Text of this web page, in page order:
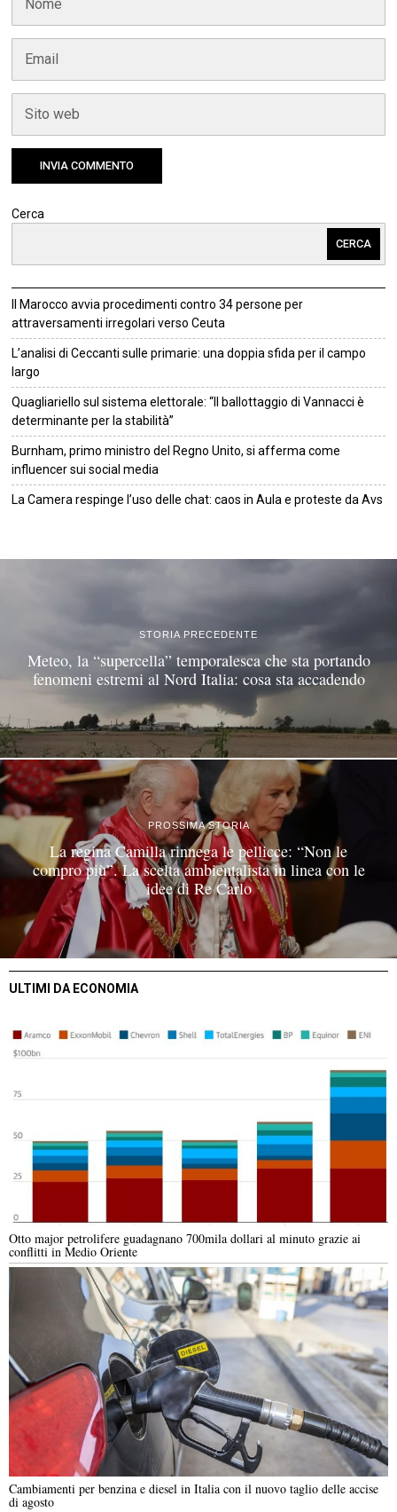
Cerca
CERCA
Il Marocco avvia procedimenti contro 34 persone per
attraversamenti irregolari verso Ceuta
L’analisi di Ceccanti sulle primarie: una doppia sfida per il campo
largo
Quagliariello sul sistema elettorale: “Il ballottaggio di Vannacci è
determinante per la stabilità”
Burnham, primo ministro del Regno Unito, si afferma come
influencer sui social media
La Camera respinge l’uso delle chat: caos in Aula e proteste da Avs
STORIA PRECEDENTE
Meteo, la “supercella” temporalesca che sta portando
fenomeni estremi al Nord Italia: cosa sta accadendo
PROSSIMA STORIA
La regina Camilla rinnega le pellicce: “Non le
compro più”. La scelta ambientalista in linea con le
idee di Re Carlo
ULTIMI DA ECONOMIA
Otto major petrolifere guadagnano 700mila dollari al minuto grazie ai
conflitti in Medio Oriente
Cambiamenti per benzina e diesel in Italia con il nuovo taglio delle accise
di agosto